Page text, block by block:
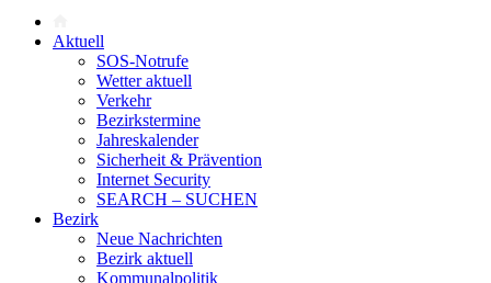
Aktuell
SOS-Notrufe
Wetter aktuell
Verkehr
Bezirkstermine
Jahreskalender
Sicherheit & Prävention
Internet Security
SEARCH – SUCHEN
Bezirk
Neue Nachrichten
Bezirk aktuell
Kommunalpolitik